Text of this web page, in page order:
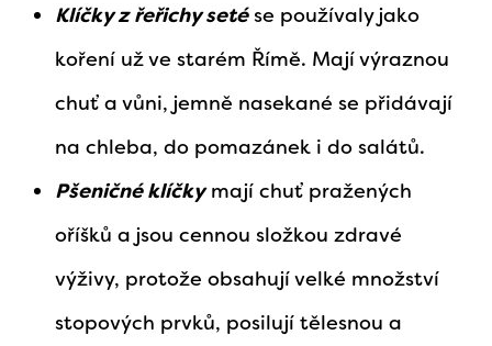
Klíčky z řeřichy seté se používaly jako
koření už ve starém Římě. Mají výraznou
chuť a vůni, jemně nasekané se přidávají
na chleba, do pomazánek i do salátů.
Pšeničné klíčkymají chuť pražených
oříšků a jsou cennou složkou zdravé
výživy, protože obsahují velké množství
stopových prvků, posilují tělesnou a